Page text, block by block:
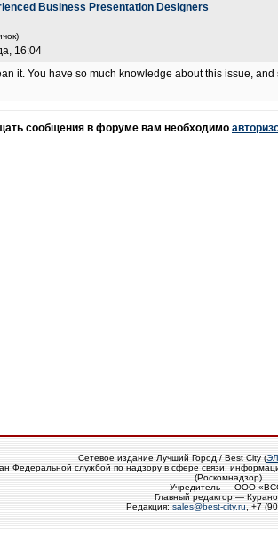
Business Presentation Designers
16:04
it. You have so much knowledge about this issue,
сообщения в форуме вам необходимо
Сетевое издание Лучший Город / Best City (
Федеральной службой по надзору в сфере связи,
(Роскомнадзор)
Учредитель — ООО
Главный редактор —
Редакция: sales@best-city.ru , +7